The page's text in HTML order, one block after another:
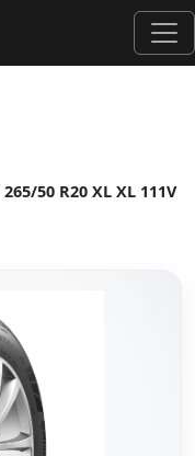
50 R20 XL XL 111V